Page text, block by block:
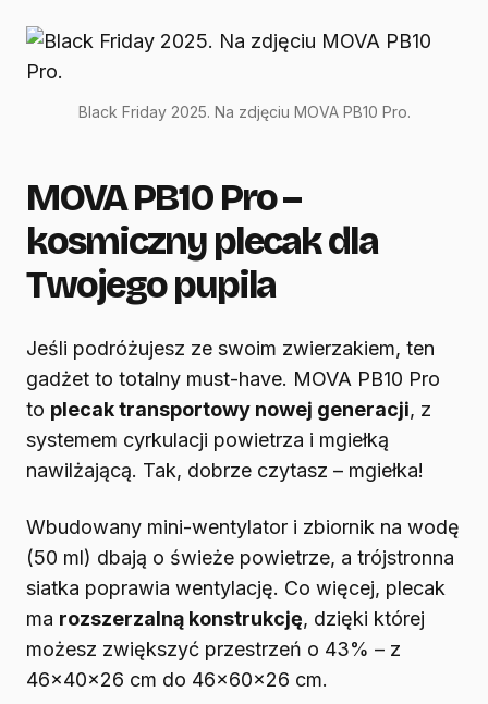
Black Friday 2025. Na zdjęciu MOVA PB10 Pro.
MOVA PB10 Pro –
kosmiczny plecak dla
Twojego pupila
Jeśli podróżujesz ze swoim zwierzakiem, ten
gadżet to totalny must-have. MOVA PB10 Pro
to plecak transportowy nowej generacji, z
systemem cyrkulacji powietrza i mgiełką
nawilżającą. Tak, dobrze czytasz – mgiełka!
Wbudowany mini-wentylator i zbiornik na wodę
(50 ml) dbają o świeże powietrze, a trójstronna
siatka poprawia wentylację. Co więcej, plecak
ma rozszerzalną konstrukcję, dzięki której
możesz zwiększyć przestrzeń o 43% – z
46x40x26 cm do 46x60x26 cm.